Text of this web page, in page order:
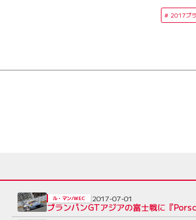
2017ブ
ブランパンGTアジアの富士戦に『
ル・マン/WEC 2017-07-01